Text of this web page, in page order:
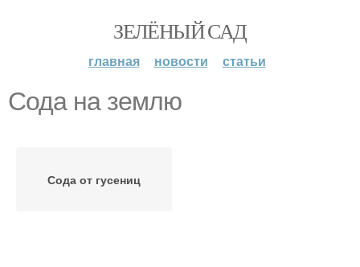
ЗЕЛЁНЫЙ САД
главная новости статьи
Сода на землю
Сода от гусениц